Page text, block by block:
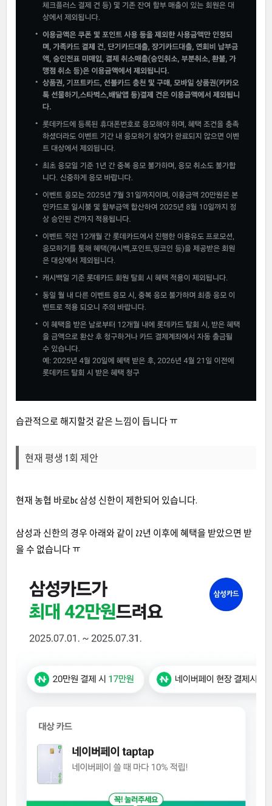
습관적으로 해지할것 같은 느낌이 듭니다 ㅠ
현재 평생 1회 제안
현재 농협 바로bc 삼성 신한이 제한되어 있습니다.
삼성과 신한의 경우 아래와 같이 22년 이후에 혜택을 받았으면 받
을 수 없습니다 ㅠ